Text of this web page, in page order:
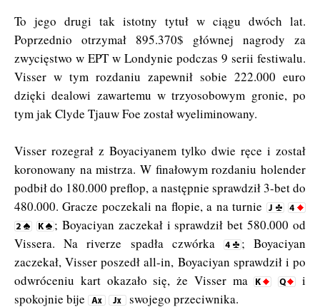
To jego drugi tak istotny tytuł w ciągu dwóch lat.
Poprzednio otrzymał 895.370$ głównej nagrody za
zwycięstwo w EPT w Londynie podczas 9 serii festiwalu.
Visser w tym rozdaniu zapewnił sobie 222.000 euro
dzięki dealowi zawartemu w trzyosobowym gronie, po
tym jak Clyde Tjauw Foe został wyeliminowany.
Visser rozegrał z Boyaciyanem tylko dwie ręce i został
koronowany na mistrza. W finałowym rozdaniu holender
podbił do 180.000 preflop, a następnie sprawdził 3-bet do
480.000. Gracze poczekali na flopie, a na turnie
; Boyaciyan zaczekał i sprawdził bet 580.000 od
Vissera. Na riverze spadła czwórka
; Boyaciyan
zaczekał, Visser poszedł all-in, Boyaciyan sprawdził i po
odwróceniu kart okazało się, że Visser ma
i
spokojnie bije
swojego przeciwnika.